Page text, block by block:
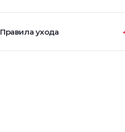
Правила ухода